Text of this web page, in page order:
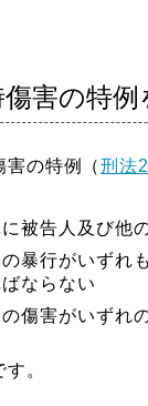
傷害の特
の特例（刑法
被告人及び他
の暴行がいずれ
ならない
の傷害がいずれ
。